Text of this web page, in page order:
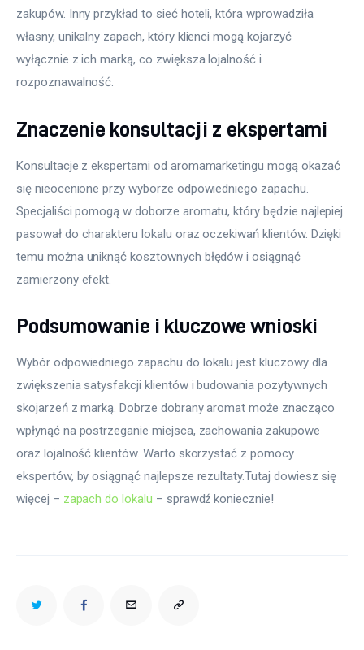
zakupów. Inny przykład to sieć hoteli, która wprowadziła
własny, unikalny zapach, który klienci mogą kojarzyć
wyłącznie z ich marką, co zwiększa lojalność i
rozpoznawalność.
Znaczenie konsultacji z ekspertami
Konsultacje z ekspertami od aromamarketingu mogą okazać
się nieocenione przy wyborze odpowiedniego zapachu.
Specjaliści pomogą w doborze aromatu, który będzie najlepiej
pasował do charakteru lokalu oraz oczekiwań klientów. Dzięki
temu można uniknąć kosztownych błędów i osiągnąć
zamierzony efekt.
Podsumowanie i kluczowe wnioski
Wybór odpowiedniego zapachu do lokalu jest kluczowy dla
zwiększenia satysfakcji klientów i budowania pozytywnych
skojarzeń z marką. Dobrze dobrany aromat może znacząco
wpłynąć na postrzeganie miejsca, zachowania zakupowe
oraz lojalność klientów. Warto skorzystać z pomocy
ekspertów, by osiągnąć najlepsze rezultaty.Tutaj dowiesz się
więcej – zapach do lokalu – sprawdź koniecznie!